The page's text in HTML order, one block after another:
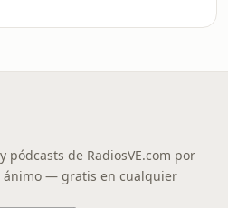
pódcasts de RadiosVE.com por
ánimo — gratis en cualquier